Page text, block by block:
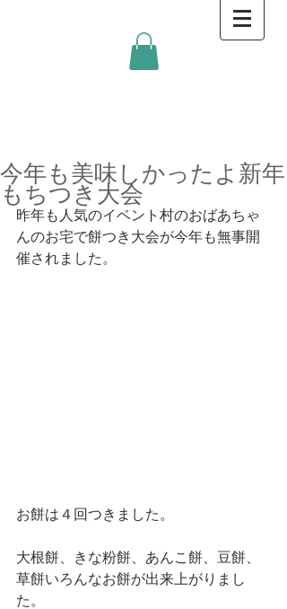
今年も美味しかったよ新年
もちつき大会
昨年も人気のイベント村のおばあちゃ
んのお宅で餅つき大会が今年も無事開
催されました。
お餅は４回つきました。
大根餅、きな粉餅、あんこ餅、豆餅、
草餅いろんなお餅が出来上がりまし
た。